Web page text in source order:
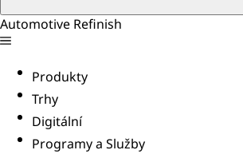
Automotive Refinish
Produkty
Trhy
Digitální
Programy a Služby